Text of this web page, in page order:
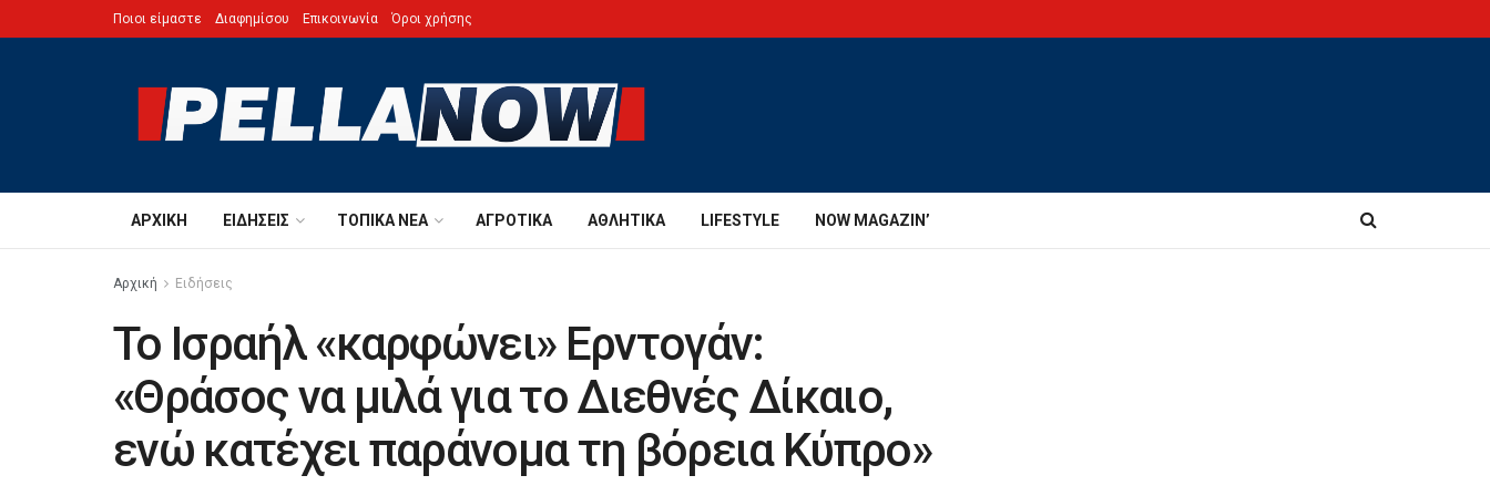
Ποιοι είμαστε Διαφημίσου Επικοινωνία Όροι χρήσης
ΑΡΧΙΚΉ ΕΙΔΉΣΕΙΣ ΤΟΠΙΚΆ ΝΈΑ ΑΓΡΟΤΙΚΆ ΑΘΛΗΤΙΚΆ LIFESTYLE NOW MAGAZIN’
Αρχική Ειδήσεις
Το Ισραήλ «καρφώνει» Ερντογάν:
«Θράσος να μιλά για το Διεθνές Δίκαιο,
ενώ κατέχει παράνομα τη βόρεια Κύπρο»